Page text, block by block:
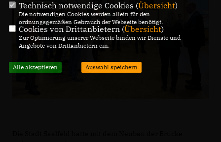
Technisch notwendige Cookies (Übersicht)
Die notwendigen Cookies werden allein für den
ordnungsgemäßen Gebrauch der Webseite benötigt.
Cookies von Drittanbietern (Übersicht)
Zur Optimierung unserer Webseite binden wir Dienste und
Angebote von Drittanbietern ein.
Alle akzeptieren Auswahl speichern